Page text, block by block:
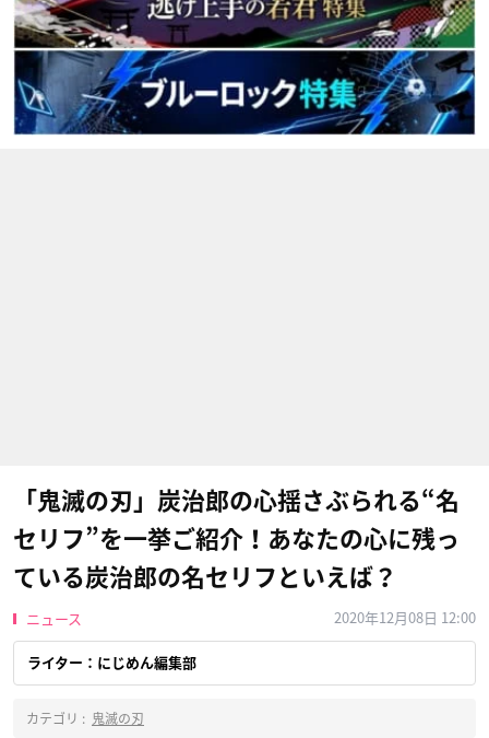
「鬼滅の刃」炭治郎の心揺さぶられる“名
セリフ”を一挙ご紹介！あなたの心に残っ
ている炭治郎の名セリフといえば？
ニュース 2020年12月08日 12:00
ライター：にじめん編集部
カテゴリ : 鬼滅の刃